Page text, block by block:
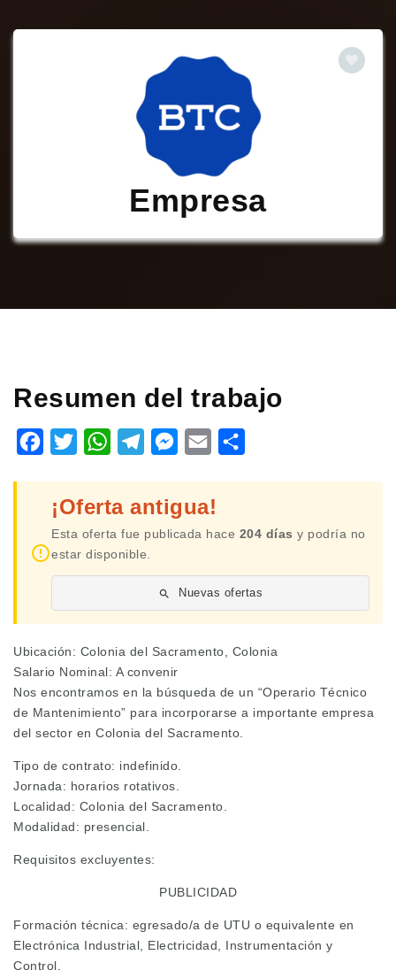
Empresa
Resumen del trabajo
Facebook
TwitterWhatsAppTelegramMessenger
Email
¡Oferta antigua!
Esta oferta fue publicada hace 204 días y podría no
estar disponible.
Nuevas ofertas
Ubicación: Colonia del Sacramento, Colonia
Salario Nominal: A convenir
Nos encontramos en la búsqueda de un “Operario Técnico
de Mantenimiento” para incorporarse a importante empresa
del sector en Colonia del Sacramento.
Tipo de contrato: indefinido.
Jornada: horarios rotativos.
Localidad: Colonia del Sacramento.
Modalidad: presencial.
Requisitos excluyentes:
PUBLICIDAD
Formación técnica: egresado/a de UTU o equivalente en
Electrónica Industrial, Electricidad, Instrumentación y
Control.